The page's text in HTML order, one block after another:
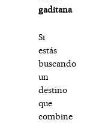
gaditana
Si
estás
buscando
un
destino
que
combine